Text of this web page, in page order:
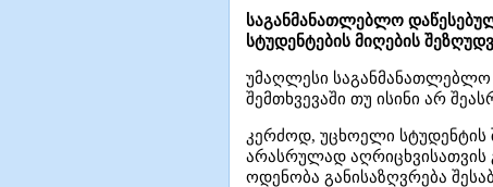
საგანმანათლებლო
სტუდენტების მიღების
უმაღლესი საგანმანათლებლო
შემთხვევაში თუ ისინი არ
კერძოდ, უცხოელი სტუდენტის
არასრულად აღრიცხვისათვის
ოდენობა განისაზღვრება